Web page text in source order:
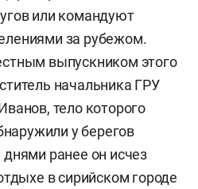
или командуют
за рубежом.
выпускником этого
начальника ГРУ
тело которого
у берегов
ранее он исчез
в сирийском городе